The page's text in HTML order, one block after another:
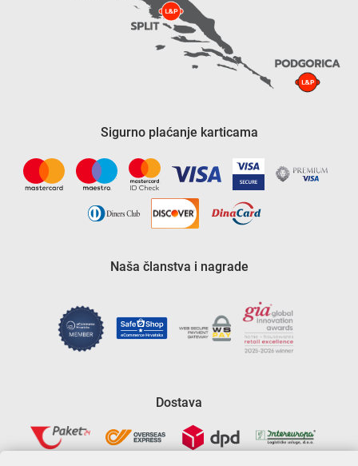
Sigurno plaćanje karticama
Naša članstva i nagrade
Dostava